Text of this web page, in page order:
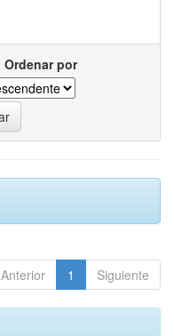
Ordenar por
Anterior 1 Siguiente